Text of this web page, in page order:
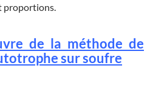
proportions.
de la méthode de
sur soufre